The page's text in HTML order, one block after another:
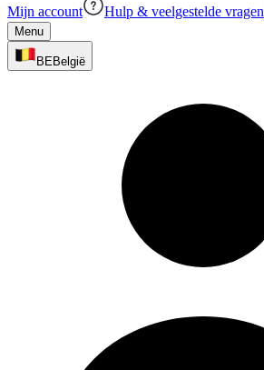
Mijn account Hulp & veelgestelde vragen
Menu
BEBelgië